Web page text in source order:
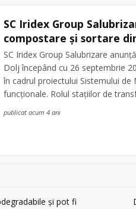
SC Iridex Group
compostare și sortare
SC Iridex Group Salubrizare
Dolj începând cu 26 septembrie
în cadrul proiectului Sistemului
funcționale. Rolul stațiilor de
publicat acum 4 ani
și pot fi